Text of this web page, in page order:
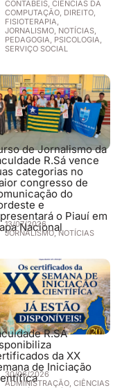
CONTÁBEIS, CIÊNCIAS DA
COMPUTAÇÃO, DIREITO,
FISIOTERAPIA,
JORNALISMO, NOTÍCIAS,
PEDAGOGIA, PSICOLOGIA,
SERVIÇO SOCIAL
de Jornalismo da
R.Sá vence
categorias no
congresso de
do
e
o Piauí em
Nacional
13/07/2026
JORNALISMO,NOTÍCIAS
R.SÁ
da XX
de Iniciação
30/06/2026
ADMINISTRAÇÃO, CIÊNCIAS